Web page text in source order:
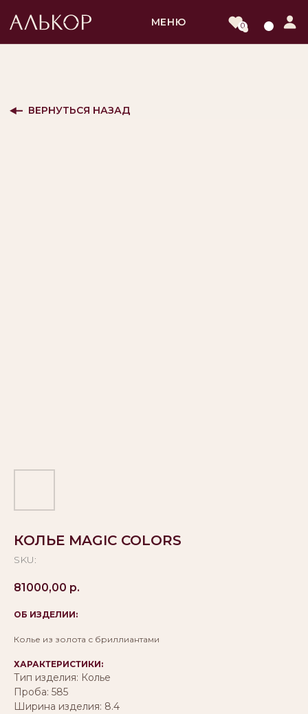
0
КОЛЬЕ MAGIC COLORS
SKU:
81000,00 р.
ОБ ИЗДЕЛИИ:
Колье из золота с бриллиантами
ХАРАКТЕРИСТИКИ:
Тип изделия: Колье
Проба: 585
Ширина изделия: 8.4